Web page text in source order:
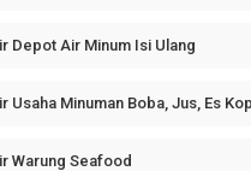
Depot Air Minum Isi Ulang
Usaha Minuman Boba, Jus, Es
Warung Seafood